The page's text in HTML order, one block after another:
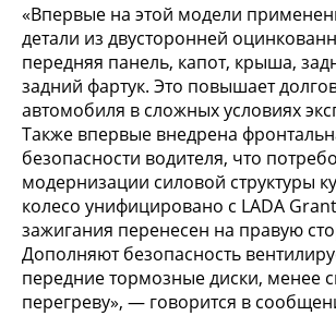
«Впервые на этой модели
детали из двусторонней
передняя панель, капот, крыша,
задний фартук. Это повышает
автомобиля в сложных условиях
Также впервые внедрена
безопасности водителя, что
модернизации силовой структуры
колесо унифицировано с LADA
зажигания перенесен на правую
Дополняют безопасность
передние тормозные диски, менее
перегреву», — говорится в